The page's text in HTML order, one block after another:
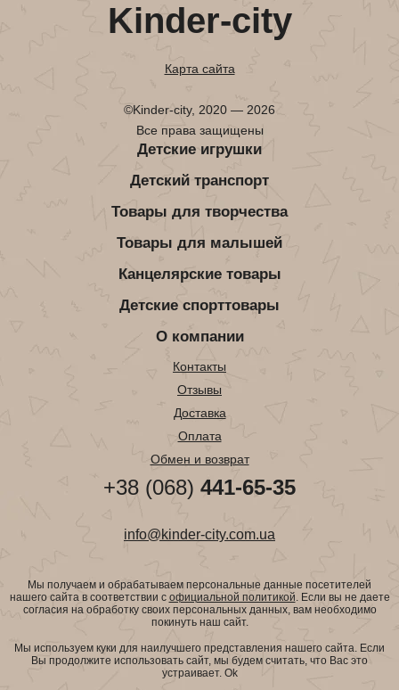
Kinder-city
Карта сайта
©Kinder-city, 2020 — 2026
Все права защищены
Детские игрушки
Детский транспорт
Товары для творчества
Товары для малышей
Канцелярские товары
Детские спорттовары
О компании
Контакты
Отзывы
Доставка
Оплата
Обмен и возврат
+38 (068) 441-65-35
info@kinder-city.com.ua
Мы получаем и обрабатываем персональные данные посетителей
нашего сайта в соответствии с официальной политикой. Если вы не даете
согласия на обработку своих персональных данных, вам необходимо
покинуть наш сайт.
Мы используем куки для наилучшего представления нашего сайта. Если
Вы продолжите использовать сайт, мы будем считать, что Вас это
устраивает. Ok